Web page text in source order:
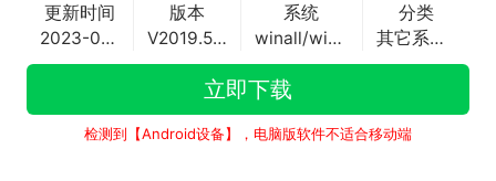
更新时间
2023-07-17
版本
V2019.5.21.0
系统
winall/win7/win10/win11
分类
其它系统工具
立即下载
检测到【Android设备】，电脑版软件不适合移动端